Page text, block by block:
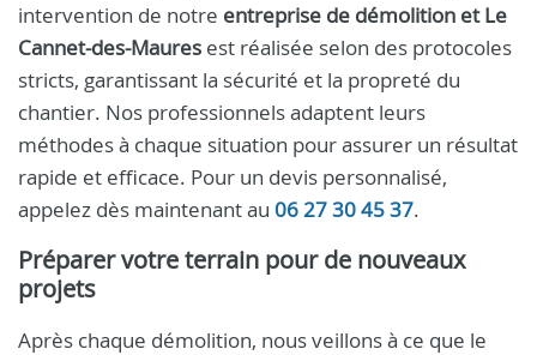
intervention de notre entreprise de démolition et Le
Cannet-des-Maures est réalisée selon des protocoles
stricts, garantissant la sécurité et la propreté du
chantier. Nos professionnels adaptent leurs
méthodes à chaque situation pour assurer un résultat
rapide et efficace. Pour un devis personnalisé,
appelez dès maintenant au 06 27 30 45 37.
Préparer votre terrain pour de nouveaux
projets
Après chaque démolition, nous veillons à ce que le